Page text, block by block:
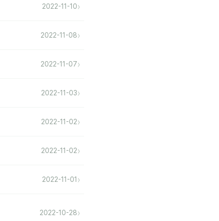
2022-11-10›
2022-11-08›
2022-11-07›
2022-11-03›
2022-11-02›
2022-11-02›
2022-11-01 ›
2022-10-28›